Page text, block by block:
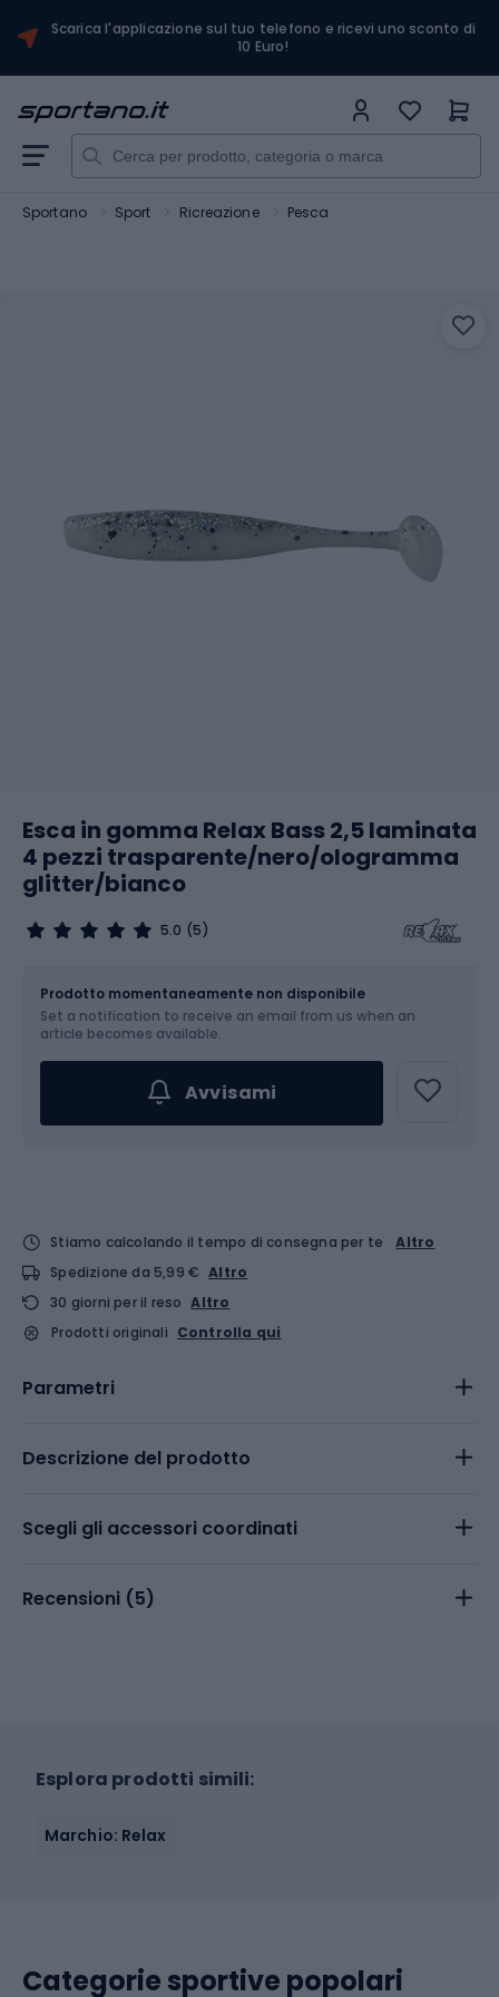
Scarica l'applicazione sul tuo telefono e ricevi uno sconto di
10 Euro!
Sportano Sport Ricreazione Pesca
Esca in gomma Relax Bass 2,5 laminata
4 pezzi trasparente/nero/ologramma
glitter/bianco
5.0 (5)
Prodotto momentaneamente non disponibile
Set a notification to receive an email from us when an
article becomes available.
Avvisami
Stiamo calcolando il tempo di consegna per te
Altro
Spedizione da 5,99 € Altro
30 giorni per il reso Altro
Prodotti originali Controlla qui
Parametri
Descrizione del prodotto
Scegli gli accessori coordinati
Recensioni (5)
Esplora prodotti simili:
Marchio: Relax
Categorie sportive popolari